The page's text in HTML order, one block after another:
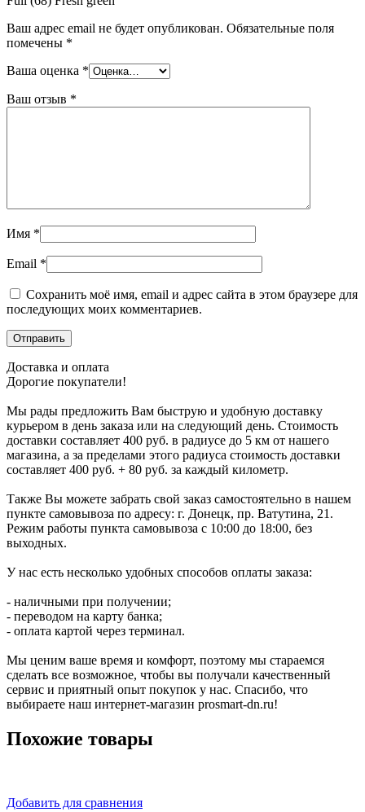
Ваш адрес email не будет опубликован. Обязательные поля
помечены *
Ваша оценка *
Ваш отзыв *
Имя *
Email *
Сохранить моё имя, email и адрес сайта в этом браузере для
последующих моих комментариев.
Доставка и оплата
Дорогие покупатели!
Мы рады предложить Вам быструю и удобную доставку
курьером в день заказа или на следующий день. Стоимость
доставки составляет 400 руб. в радиусе до 5 км от нашего
магазина, а за пределами этого радиуса стоимость доставки
составляет 400 руб. + 80 руб. за каждый километр.
Также Вы можете забрать свой заказ самостоятельно в нашем
пункте самовывоза по адресу: г. Донецк, пр. Ватутина, 21.
Режим работы пункта самовывоза с 10:00 до 18:00, без
выходных.
У нас есть несколько удобных способов оплаты заказа:
- наличными при получении;
- переводом на карту банка;
- оплата картой через терминал.
Мы ценим ваше время и комфорт, поэтому мы стараемся
сделать все возможное, чтобы вы получали качественный
сервис и приятный опыт покупок у нас. Спасибо, что
выбираете наш интернет-магазин prosmart-dn.ru!
Похожие товары
Добавить для сравнения